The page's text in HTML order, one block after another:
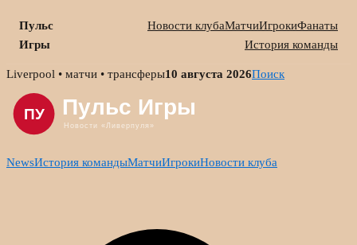
Пульс
Игры
Новости клубаМатчиИгрокиФанаты
История команды
Skip
content
Liverpool • матчи • трансферы10 августа 2026Поиск
NewsИстория командыМатчиИгрокиНовости клуба